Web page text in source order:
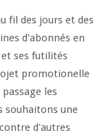
fil des jours et des
d'abonnés en
ses futilités
promotionelle
les
souhaitons une
d'autres